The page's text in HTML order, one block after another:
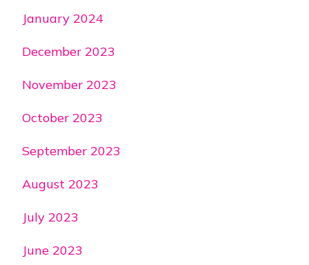
January 2024
December 2023
November 2023
October 2023
September 2023
August 2023
July 2023
June 2023